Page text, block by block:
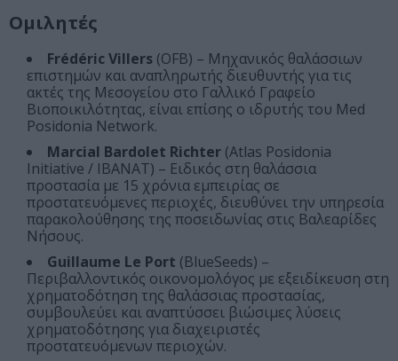
Ομιλητές
Frédéric Villers (OFB) – Μηχανικός θαλάσσιων
επιστημών και αναπληρωτής διευθυντής για τις
ακτές της Μεσογείου στο Γαλλικό Γραφείο
Βιοποικιλότητας, είναι επίσης ο ιδρυτής του Med
Posidonia Network.
Marcial Bardolet Richter (Atlas Posidonia
Initiative / IBANAT) – Ειδικός στη θαλάσσια
προστασία με 15 χρόνια εμπειρίας σε
προστατευόμενες περιοχές, διευθύνει την υπηρεσία
παρακολούθησης της ποσειδωνίας στις Βαλεαρίδες
Νήσους.
Guillaume Le Port (BlueSeeds) –
Περιβαλλοντικός οικονομολόγος με εξειδίκευση στη
χρηματοδότηση της θαλάσσιας προστασίας,
συμβουλεύει και αναπτύσσει βιώσιμες λύσεις
χρηματοδότησης για διαχειριστές
προστατευόμενων περιοχών.